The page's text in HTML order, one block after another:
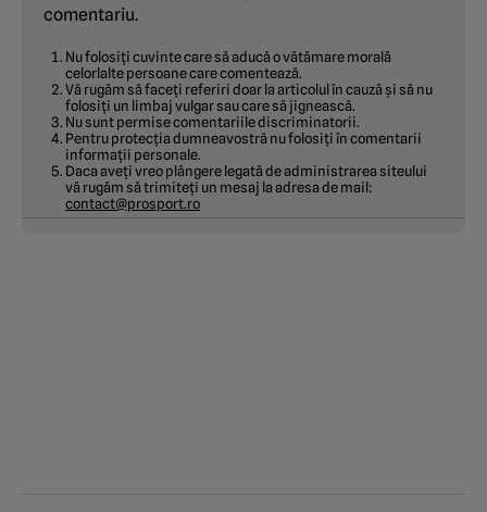
comentariu.
Nu folosiți cuvinte care să aducă o vătămare morală
celorlalte persoane care comentează.
Vă rugăm să faceți referiri doar la articolul în cauză și să nu
folosiți un limbaj vulgar sau care să jignească.
Nu sunt permise comentariile discriminatorii.
Pentru protecția dumneavostră nu folosiți în comentarii
informații personale.
Daca aveți vreo plângere legată de administrarea siteului
vă rugăm să trimiteți un mesaj la adresa de mail:
contact@prosport.ro